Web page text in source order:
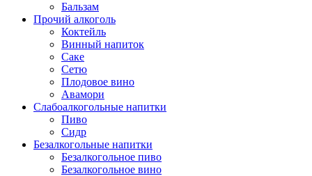
Бальзам
Прочий алкоголь
Коктейль
Винный напиток
Саке
Сетю
Плодовое вино
Авамори
Слабоалкогольные напитки
Пиво
Сидр
Безалкогольные напитки
Безалкогольное пиво
Безалкогольное вино